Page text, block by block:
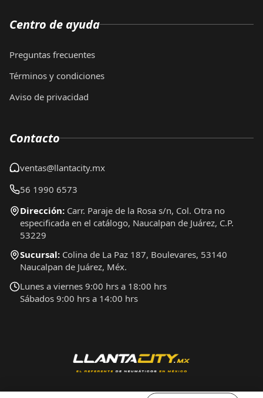
Centro de ayuda
Preguntas frecuentes
Términos y condiciones
Aviso de privacidad
Contacto
ventas@llantacity.mx
56 1990 6573
Dirección: Carr. Paraje de la Rosa s/n, Col. Otra no
especificada en el catálogo, Naucalpan de Juárez, C.P.
53229
Sucursal: Colina de La Paz 187, Boulevares, 53140
Naucalpan de Juárez, Méx.
Lunes a viernes 9:00 hrs a 18:00 hrs
Sábados 9:00 hrs a 14:00 hrs